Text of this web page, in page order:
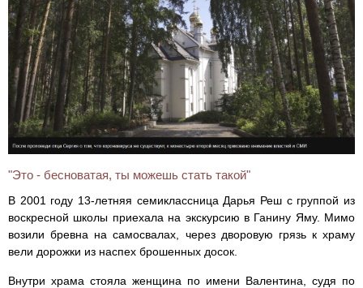
"Это - бесноватая, ты можешь стать такой"
В 2001 году 13-летняя семиклассница Дарья Реш с группой из
воскресной школы приехала на экскурсию в Ганину Яму. Мимо
возили бревна на самосвалах, через дворовую грязь к храму
вели дорожки из наспех брошенных досок.
Внутри храма стояла женщина по имени Валентина, судя по